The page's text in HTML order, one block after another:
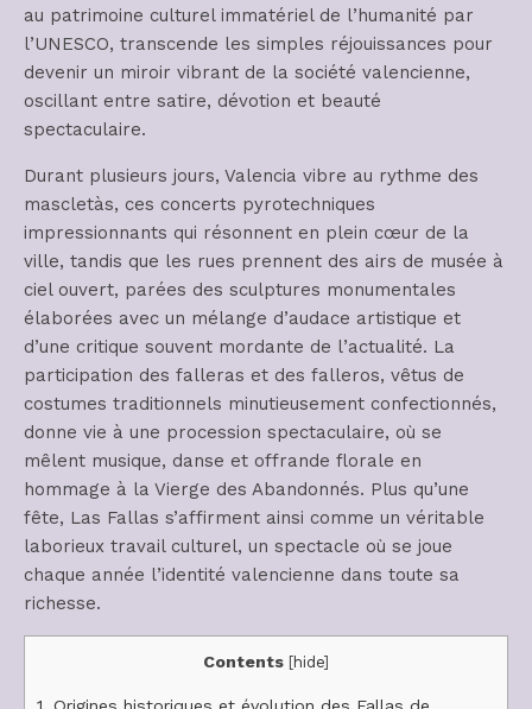
au patrimoine culturel immatériel de l’humanité par
l’UNESCO, transcende les simples réjouissances pour
devenir un miroir vibrant de la société valencienne,
oscillant entre satire, dévotion et beauté
spectaculaire.
Durant plusieurs jours, Valencia vibre au rythme des
mascletàs, ces concerts pyrotechniques
impressionnants qui résonnent en plein cœur de la
ville, tandis que les rues prennent des airs de musée à
ciel ouvert, parées des sculptures monumentales
élaborées avec un mélange d’audace artistique et
d’une critique souvent mordante de l’actualité. La
participation des falleras et des falleros, vêtus de
costumes traditionnels minutieusement confectionnés,
donne vie à une procession spectaculaire, où se
mêlent musique, danse et offrande florale en
hommage à la Vierge des Abandonnés. Plus qu’une
fête, Las Fallas s’affirment ainsi comme un véritable
laborieux travail culturel, un spectacle où se joue
chaque année l’identité valencienne dans toute sa
richesse.
Contents [hide]